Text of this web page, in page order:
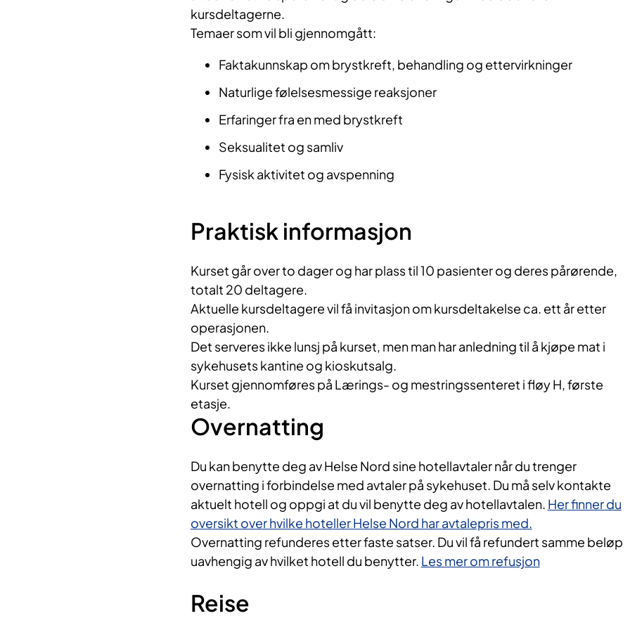
kursdeltagerne.​
Temaer som vil bli gjennomgått:
Faktakunnskap om brystkreft, behandling og ettervirkninger
Naturlige følelsesmessige reaksjoner
Erfaringer fra en med brystkreft
Seksualitet og samliv
Fysisk aktivitet og avspenning
Praktisk informasjon
Kurset går over to dager og har plass til 10 pasienter og deres pårørende,
totalt 20 deltagere.
Aktuelle kursdeltagere vil få invitasjon om kursdeltakelse ca. ett år etter
operasjonen.
Det serveres ikke lunsj på kurset, men man har anledning til å kjøpe mat i
sykehusets kantine og kioskutsalg.
Kurset gjennomføres på Lærings- og mestringssenteret i fløy H, første
etasje.
Overnatting
Du kan benytte deg av Helse Nord sine hotellavtaler når du trenger
overnatting i forbindelse med avtaler på sykehuset. Du må selv kontakte
aktuelt hotell og oppgi at du vil benytte deg av hotellavtalen. Her finner du
oversikt over hvilke hoteller Helse Nord har avtalepris med.
Overnatting refunderes etter faste satser. Du vil få refundert samme beløp
uavhengig av hvilket hotell du benytter. Les mer om refusjon
Reise